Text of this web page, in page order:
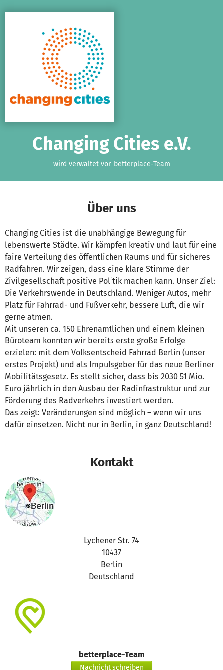
Changing Cities e.V.
wird verwaltet von betterplace-Team
Über uns
Changing Cities ist die unabhängige Bewegung für
lebenswerte Städte. Wir kämpfen kreativ und laut für eine
faire Verteilung des öffentlichen Raums und für sicheres
Radfahren. Wir zeigen, dass eine klare Stimme der
Zivilgesellschaft positive Politik machen kann. Unser Ziel:
Die Verkehrswende in Deutschland. Weniger Autos, mehr
Platz für Fahrrad- und Fußverkehr, bessere Luft, die wir
gerne atmen.
Mit unseren ca. 150 Ehrenamtlichen und einem kleinen
Büroteam konnten wir bereits erste große Erfolge
erzielen: mit dem Volksentscheid Fahrrad Berlin (unser
erstes Projekt) und als Impulsgeber für das neue Berliner
Mobilitätsgesetz. Es stellt sicher, dass bis 2030 51 Mio.
Euro jährlich in den Ausbau der Radinfrastruktur und zur
Förderung des Radverkehrs investiert werden.
Das zeigt: Veränderungen sind möglich – wenn wir uns
dafür einsetzen. Nicht nur in Berlin, in ganz Deutschland!
Kontakt
Lychener Str. 74
10437
Berlin
Deutschland
betterplace-Team
Nachricht schreiben